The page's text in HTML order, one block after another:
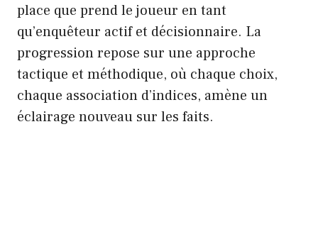
place que prend le joueur en tant
qu’enquêteur actif et décisionnaire. La
progression repose sur une approche
tactique et méthodique, où chaque choix,
chaque association d’indices, amène un
éclairage nouveau sur les faits.